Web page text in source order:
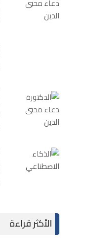
الأكثر قراءة